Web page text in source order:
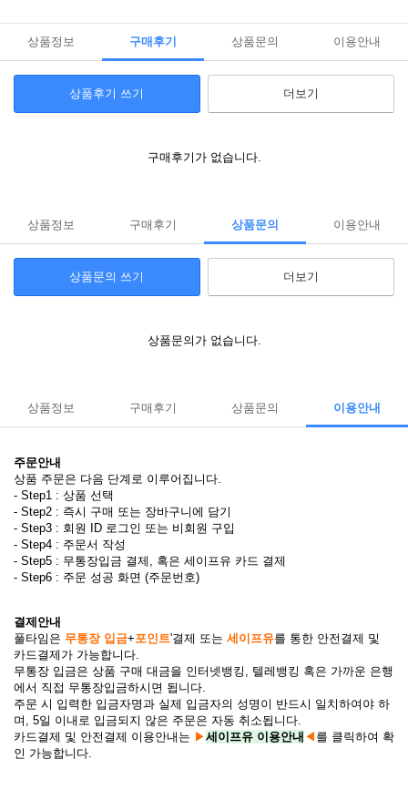
상품정보 구매후기 상품문의 이용안내
상품후기 쓰기 더보기
구매후기가 없습니다.
상품정보 구매후기 상품문의 이용안내
상품문의 쓰기 더보기
상품문의가 없습니다.
상품정보 구매후기 상품문의 이용안내
주문안내
상품 주문은 다음 단계로 이루어집니다.
- Step1 : 상품 선택
- Step2 : 즉시 구매 또는 장바구니에 담기
- Step3 : 회원 ID 로그인 또는 비회원 구입
- Step4 : 주문서 작성
- Step5 : 무통장입금 결제, 혹은 세이프유 카드 결제
- Step6 : 주문 성공 화면 (주문번호)
결제안내
풀타임은 무통장 입금+포인트'결제 또는 세이프유를 통한 안전결제 및
카드결제가 가능합니다.
무통장 입금은 상품 구매 대금을 인터넷뱅킹, 텔레뱅킹 혹은 가까운 은행
에서 직접 무통장입금하시면 됩니다.
주문 시 입력한 입금자명과 실제 입금자의 성명이 반드시 일치하여야 하
며, 5일 이내로 입금되지 않은 주문은 자동 취소됩니다.
카드결제 및 안전결제 이용안내는 ▶세이프유 이용안내 ◀ 를 클릭하여 확
인 가능합니다.